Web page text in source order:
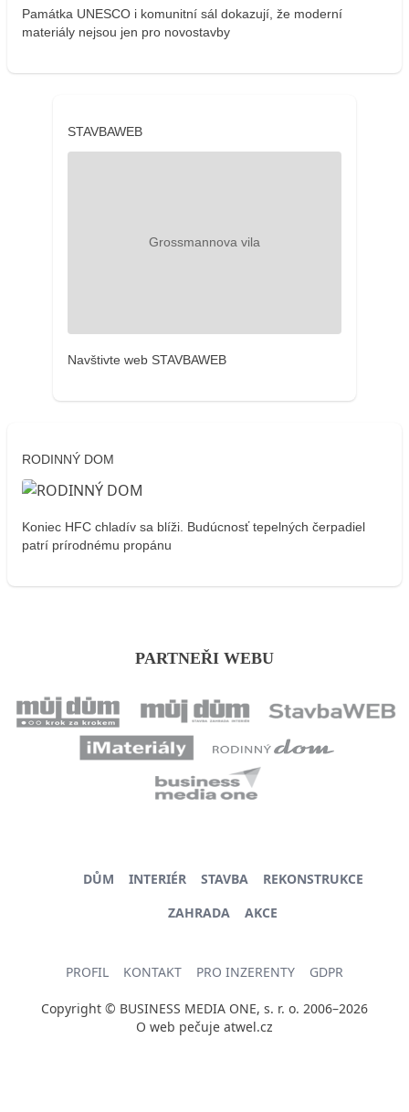
Památka UNESCO i komunitní sál dokazují, že moderní
materiály nejsou jen pro novostavby
STAVBAWEB
Navštivte web STAVBAWEB
RODINNÝ DOM
Koniec HFC chladív sa blíži. Budúcnosť tepelných čerpadiel
patrí prírodnému propánu
PARTNEŘI WEBU
DŮM INTERIÉR STAVBA
REKONSTRUKCE
ZAHRADA
AKCE
PROFIL KONTAKT PRO INZERENTY GDPR
Copyright © BUSINESS MEDIA ONE, s. r. o. 2006–2026